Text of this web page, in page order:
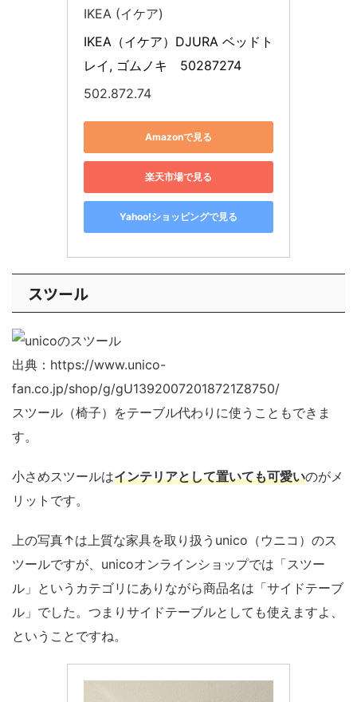
IKEA (イケア)
IKEA（イケア）DJURA ベッドト
レイ, ゴムノキ　50287274
502.872.74
Amazonで見る
楽天市場で見る
Yahoo!ショッピングで見る
スツール
出典：https://www.unico-
fan.co.jp/shop/g/gU13920072018721Z8750/
スツール（椅子）をテーブル代わりに使うこともできま
す。
小さめスツールはインテリアとして置いても可愛いのがメ
リットです。
上の写真↑は上質な家具を取り扱うunico（ウニコ）のス
ツールですが、unicoオンラインショップでは「スツー
ル」というカテゴリにありながら商品名は「サイドテーブ
ル」でした。つまりサイドテーブルとしても使えますよ、
ということですね。